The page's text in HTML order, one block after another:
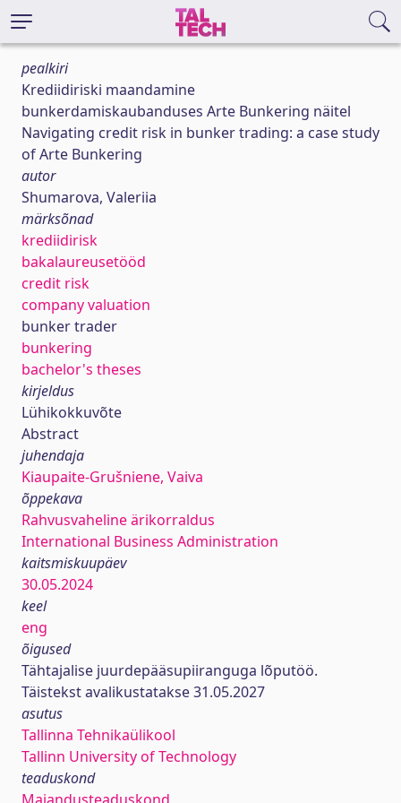
pealkiri
Krediidiriski maandamine
bunkerdamiskaubanduses Arte Bunkering näitel
Navigating credit risk in bunker trading: a case study
of Arte Bunkering
autor
Shumarova, Valeriia
märksõnad
krediidirisk
bakalaureusetööd
credit risk
company valuation
bunker trader
bunkering
bachelor's theses
kirjeldus
Lühikokkuvõte
Abstract
juhendaja
Kiaupaite-Grušniene, Vaiva
õppekava
Rahvusvaheline ärikorraldus
International Business Administration
kaitsmiskuupäev
30.05.2024
keel
eng
õigused
Tähtajalise juurdepääsupiiranguga lõputöö.
Täistekst avalikustatakse 31.05.2027
asutus
Tallinna Tehnikaülikool
Tallinn University of Technology
teaduskond